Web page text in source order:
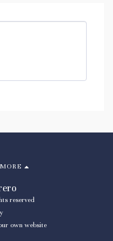
reserved
own website
MORE